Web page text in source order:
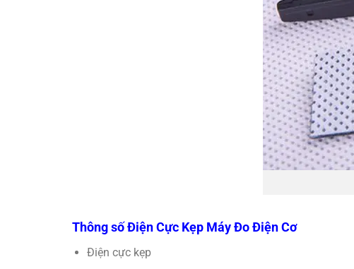
Thông số Điện Cực Kẹp Máy Đo Điện Cơ
Điện cực kẹp